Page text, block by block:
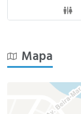
Mapa